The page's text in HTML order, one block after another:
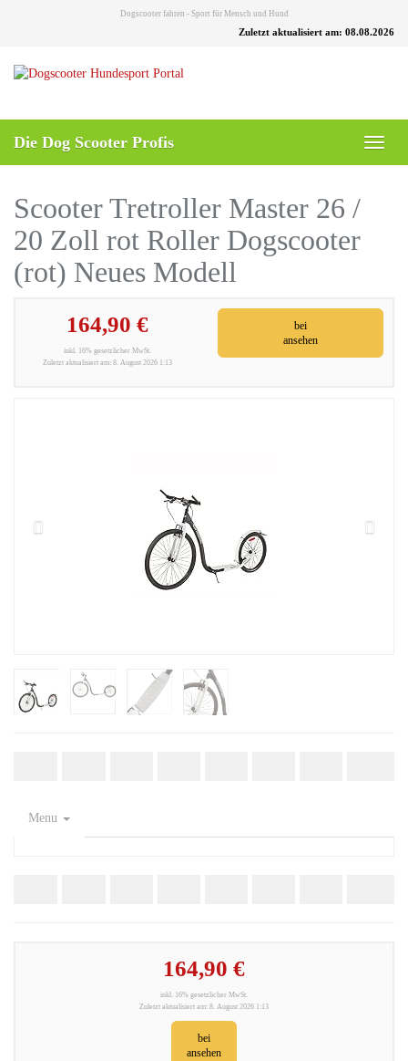
content
Dogscooter fahren - Sport für Mensch und Hund
Zuletzt aktualisiert am: 08.08.2026
Toggle
Die Dog Scooter Profis
Scooter Tretroller Master 26 /
20 Zoll rot Roller Dogscooter
(rot) Neues Modell
164,90 €
inkl. 16% gesetzlicher MwSt.
Zuletzt aktualisiert am: 8. August 2026 1:13
bei
ansehen
Menu
164,90 €
inkl. 16% gesetzlicher MwSt.
Zuletzt aktualisiert am: 8. August 2026 1:13
bei
ansehen